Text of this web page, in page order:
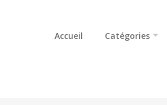
Accueil Catégories